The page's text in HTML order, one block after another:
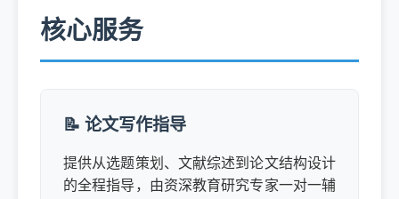
核心服务
📝 论文写作指导
提供从选题策划、文献综述到论文结构设计
的全程指导，由资深教育研究专家一对一辅